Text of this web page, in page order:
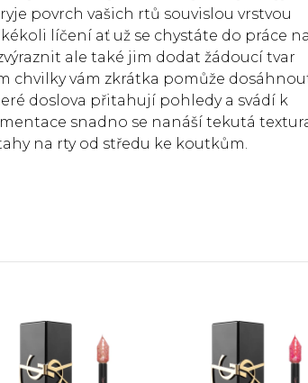
povrch vašich rtů souvislou vrstvou
líčení ať už se chystáte do práce na
ale také jim dodat žádoucí tvar
chvilky vám zkrátka pomůže
doslova přitahují pohledy a svádí k
snadno se nanáší tekutá
na rty od středu ke koutkům.